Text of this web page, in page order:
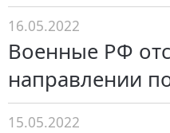
16.05.2022
Военные РФ
направлении
15.05.2022